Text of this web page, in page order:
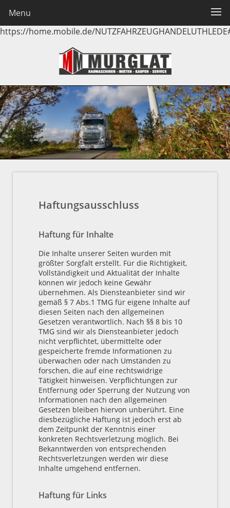
Menu
https://home.mobile.de/
Haftungsausschluss
Haftung für Inhalte
Die Inhalte unserer Seiten wurden mit
größter Sorgfalt erstellt. Für die Richtigkeit,
Vollständigkeit und Aktualität der Inhalte
können wir jedoch keine Gewähr
übernehmen. Als Diensteanbieter sind wir
gemäß § 7 Abs.1 TMG für eigene Inhalte auf
diesen Seiten nach den allgemeinen
Gesetzen verantwortlich. Nach §§ 8 bis 10
TMG sind wir als Diensteanbieter jedoch
nicht verpflichtet, übermittelte oder
gespeicherte fremde Informationen zu
überwachen oder nach Umständen zu
forschen, die auf eine rechtswidrige
Tätigkeit hinweisen. Verpflichtungen zur
Entfernung oder Sperrung der Nutzung von
Informationen nach den allgemeinen
Gesetzen bleiben hiervon unberührt. Eine
diesbezügliche Haftung ist jedoch erst ab
dem Zeitpunkt der Kenntnis einer
konkreten Rechtsverletzung möglich. Bei
Bekanntwerden von entsprechenden
Rechtsverletzungen werden wir diese
Inhalte umgehend entfernen.
Haftung für Links